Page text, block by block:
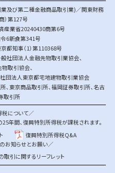
及び第二種金融商品取引業)／関東財務
）第127号
産業省20240430商第6号
6新食第341号
都知事（1）第110368号
社団法人金融先物取引業協会、
物取引協会、
団法人東京都宅地建物取引業協会
、 東京商品取引所、福岡証券取引所、名古
取引所
について／
年間、復興特別所得税が課税されます。
復興特別所得税Q&A
お知らせとお願い／
引に関するリーフレット